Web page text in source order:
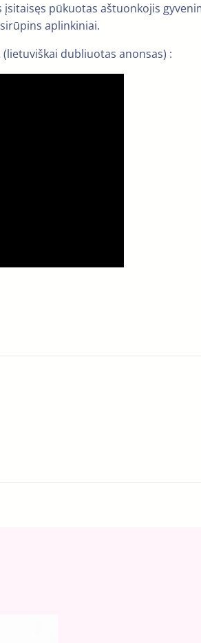
pūkuotas aštuonkojis
aplinkiniai.
(lietuviškai dubliuotas anonsas) :